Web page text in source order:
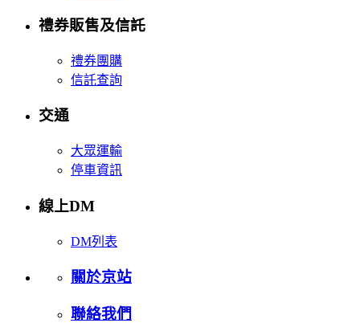
禮券販售及信託
禮券團購
信託查詢
交通
大眾運輸
停車資訊
線上DM
DM列表
關於京站
聯絡我們